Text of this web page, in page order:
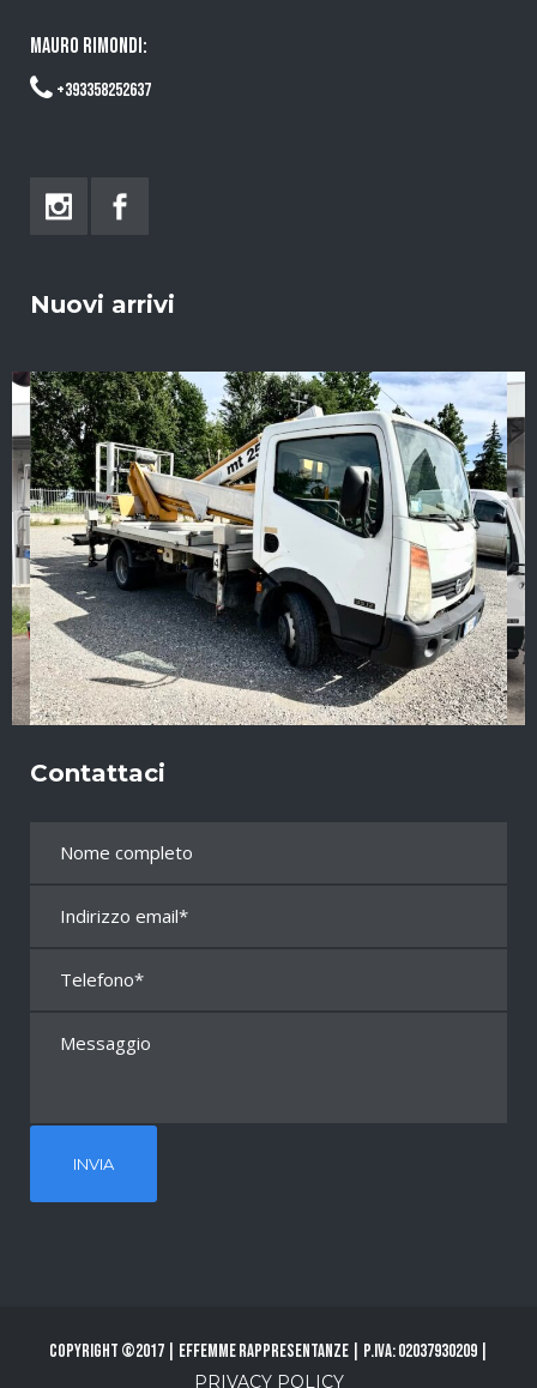
MAURO RIMONDI:
+393358252637
Nuovi arrivi
Contattaci
Copyright ©2017 | Effemme Rappresentanze | P.Iva: 02037930209 |
PRIVACY POLICY